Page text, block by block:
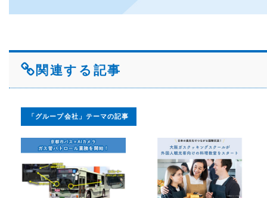
関連する記事
「グループ会社」テーマの記事